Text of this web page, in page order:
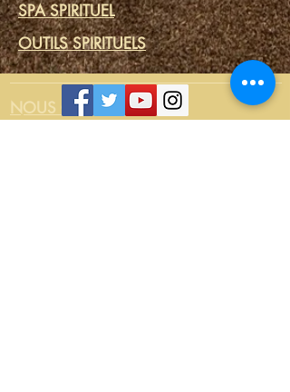
SPA SPIRITUEL
OUTILS SPIRITUELS
NOUS CONTACTER